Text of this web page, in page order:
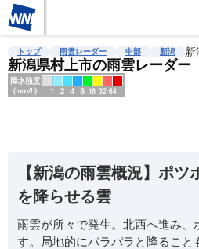
雨雲レーダー 台風情報 地震情報
トップ 雨雲レーダー 中部 新潟 新
新潟県村上市の雨雲レーダー
【新潟の雨雲概況】ポ
を降らせる雲
雨雲が所々で発生。北西へ進み、
す。局地的にパラパラと降ること